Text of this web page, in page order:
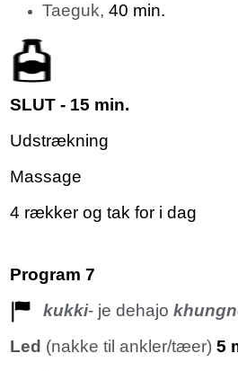
Taeguk, 40 min.
SLUT - 15 min.
Udstrækning
Massage
4 rækker og tak for i dag
Program 7
kukki- je dehajo
Led (nakke til ankler/tæer) 5